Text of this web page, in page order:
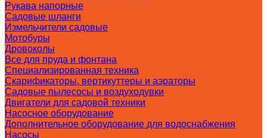
Рукава напорные
Садовые шланги
Измельчители садовые
Мотобуры
Дровоколы
Все для пруда и фонтана
Специализированная техника
Скарификаторы, вертикуттеры и аэраторы
Садовые пылесосы и воздуходувки
Двигатели для садовой техники
Насосное оборудование
Дополнительное оборудование для водоснабжения
Насосы